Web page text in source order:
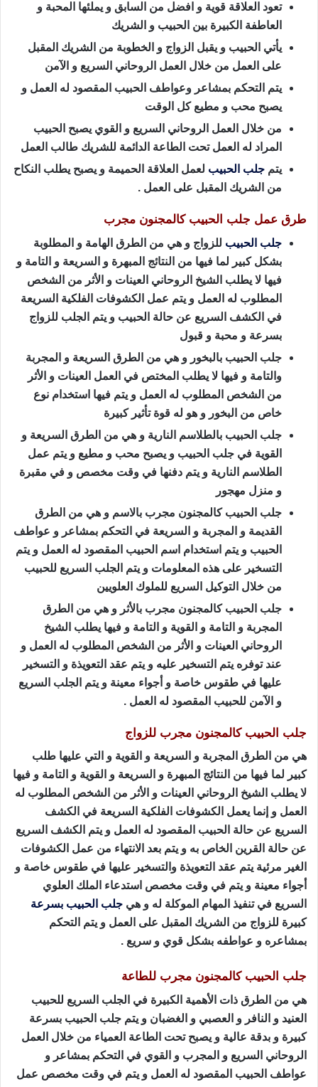
تعود العلاقة قوية و افضل من السابق و يملئها المحبة و
العاطفة الكبيرة بين الحبيب و الشريك
يأتي الحبيب و يقبل الزواج و الخطوبة من الشريك المقبل
على العمل من خلال العمل الروحاني السريع و الآمن
يتم التحكم بمشاعر وعواطف الحبيب المقصود له العمل و
يصبح محب و مطيع كل الوقت
من خلال العمل الروحاني السريع و القوي يصبح الحبيب
المراد له العمل تحت الطاعة الدائمة للشريك طالب العمل
يتم جلب الحبيب لعمل العلاقة الحميمة و يصبح يطلب النكاح
من الشريك المقبل على العمل .
طرق عمل جلب الحبيب كالمجنون مجرب
جلب الحبيب للزواج و هي من الطرق الهامة و المطلوبة
بشكل كبير لما فيها من النتائج المبهرة و السريعة و التامة و
فيها لا يطلب الشيخ الروحاني العينات و الأثر من الشخص
المطلوب له العمل و يتم عمل الكشوفات الفلكية السريعة
في الكشف السريع عن حالة الحبيب و يتم الجلب للزواج
بسرعة و محبة و قبول
جلب الحبيب بالبخور و هي من الطرق السريعة و المجربة
والتامة و فيها لا يطلب المختص في العمل العينات و الأثر
من الشخص المطلوب له العمل و يتم فيها استخدام نوع
خاص من البخور و هو له قوة تأثير كبيرة
جلب الحبيب بالطلاسم النارية و هي من الطرق السريعة و
القوية في جلب الحبيب و يصبح محب و مطيع و يتم عمل
الطلاسم النارية و يتم دفنها في وقت مخصص و في مقبرة
و منزل مهجور
جلب الحبيب كالمجنون مجرب بالاسم و هي من الطرق
القديمة و المجربة و السريعة في التحكم بمشاعر و عواطف
الحبيب و يتم استخدام اسم الحبيب المقصود له العمل و يتم
التسخير على هذه المعلومات و يتم الجلب السريع للحبيب
من خلال التوكيل السريع للملوك العلويين
جلب الحبيب كالمجنون مجرب بالأثر و هي من الطرق
المجربة و التامة و القوية و التامة و فيها يطلب الشيخ
الروحاني العينات و الأثر من الشخص المطلوب له العمل و
عند توفره يتم التسخير عليه و يتم عقد التعويذة و التسخير
عليها في طقوس خاصة و أجواء معينة و يتم الجلب السريع
و الآمن للحبيب المقصود له العمل .
جلب الحبيب كالمجنون مجرب للزواج
هي من الطرق المجربة و السريعة و القوية و التي عليها طلب
كبير لما فيها من النتائج المبهرة و السريعة و القوية و التامة و فيها
لا يطلب الشيخ الروحاني العينات و الأثر من الشخص المطلوب له
العمل و إنما يعمل الكشوفات الفلكية السريعة في الكشف
السريع عن حالة الحبيب المقصود له العمل و يتم الكشف السريع
عن حالة القرين الخاص به و يتم بعد الانتهاء من عمل الكشوفات
الغير مرئية يتم عقد التعويذة والتسخير عليها في طقوس خاصة و
أجواء معينة و يتم في وقت مخصص استدعاء الملك العلوي
السريع في تنفيذ المهام الموكلة له و هي جلب الحبيب بسرعة
كبيرة للزواج من الشريك المقبل على العمل و يتم التحكم
بمشاعره و عواطفه بشكل قوي و سريع .
جلب الحبيب كالمجنون مجرب للطاعة
هي من الطرق ذات الأهمية الكبيرة في الجلب السريع للحبيب
العنيد و النافر و العصبي و الغضبان و يتم جلب الحبيب بسرعة
كبيرة و بدقة عالية و يصبح تحت الطاعة العمياء من خلال العمل
الروحاني السريع و المجرب و القوي في التحكم بمشاعر و
عواطف الحبيب المقصود له العمل و يتم في وقت مخصص عمل